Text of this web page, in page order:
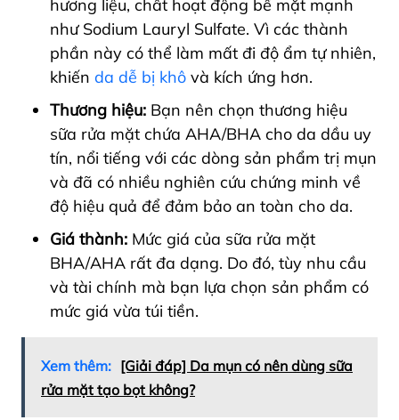
hương liệu, chất hoạt động bề mặt mạnh
như Sodium Lauryl Sulfate. Vì các thành
phần này có thể làm mất đi độ ẩm tự nhiên,
khiến da dễ bị khô và kích ứng hơn.
Thương hiệu: Bạn nên chọn thương hiệu
sữa rửa mặt chứa AHA/BHA cho da dầu uy
tín, nổi tiếng với các dòng sản phẩm trị mụn
và đã có nhiều nghiên cứu chứng minh về
độ hiệu quả để đảm bảo an toàn cho da.
Giá thành: Mức giá của sữa rửa mặt
BHA/AHA rất đa dạng. Do đó, tùy nhu cầu
và tài chính mà bạn lựa chọn sản phẩm có
mức giá vừa túi tiền.
Xem thêm: [Giải đáp] Da mụn có nên dùng sữa
rửa mặt tạo bọt không?